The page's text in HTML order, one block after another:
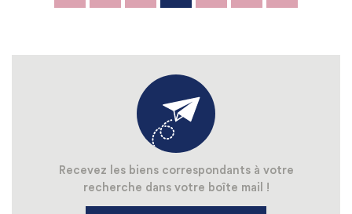
Recevez les biens correspondants à votre
recherche dans votre boîte mail !